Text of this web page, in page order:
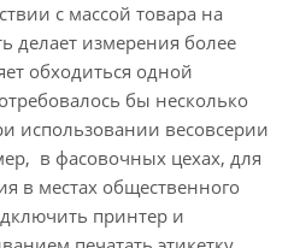
с массой товара на
делает измерения более
обходиться одной
бы несколько
использовании весовсерии
в фасовочных цехах, для
в местах общественного
принтер и